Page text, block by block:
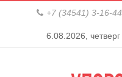
+7 (34541) 3-16-44
6.08.2026, четверг